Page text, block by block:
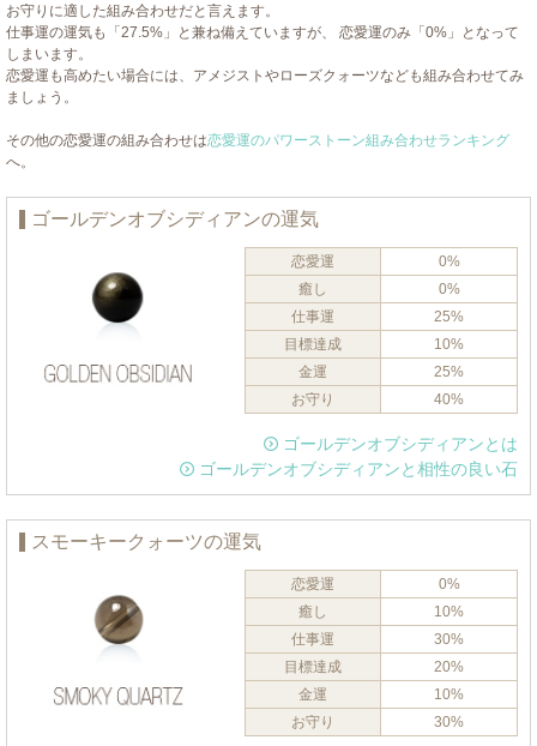
お守りに適した組み合わせだと言えます。
仕事運の運気も「27.5%」と兼ね備えていますが、 恋愛運のみ「0%」となって
しまいます。
恋愛運も高めたい場合には、アメジストやローズクォーツなども組み合わせてみ
ましょう。
その他の恋愛運の組み合わせは恋愛運のパワーストーン組み合わせランキング
へ。
ゴールデンオブシディアンの運気
恋愛運
0%
癒し
0%
仕事運
25%
目標達成
10%
金運
25%
お守り
40%
ゴールデンオブシディアンとは
ゴールデンオブシディアンと相性の良い石
スモーキークォーツの運気
恋愛運
0%
癒し
10%
仕事運
30%
目標達成
20%
金運
10%
お守り
30%